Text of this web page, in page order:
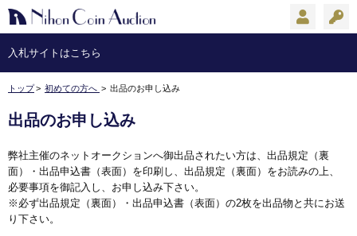
会員登録
入札サイトはこちら
トップ 初めての方へ 出品のお申し込み
出品のお申し込み
弊社主催のネットオークションへ御出品されたい方は、出品規定（裏
面）・出品申込書（表面）を印刷し、出品規定（裏面）をお読みの上、
必要事項を御記入し、お申し込み下さい。
※必ず出品規定（裏面）・出品申込書（表面）の2枚を出品物と共にお送
り下さい。